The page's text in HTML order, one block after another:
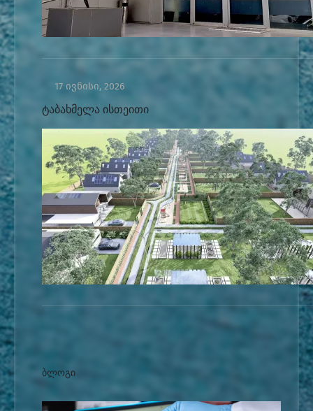
17 ივნისი, 2026
ტაბახმელა ისთეითი
ბლოგი